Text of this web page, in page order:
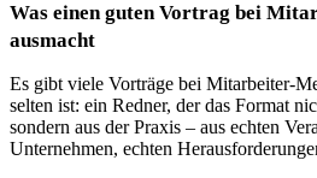
Was einen guten Vortrag bei
ausmacht
Es gibt viele Vorträge bei Mitarbeiter-
selten ist: ein Redner, der das Format
sondern aus der Praxis – aus echten
Unternehmen, echten